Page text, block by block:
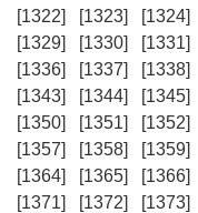
[1322]
[1323] [1324]
[1329]
[1330] [1331]
[1336]
[1337] [1338]
[1343]
[1344] [1345]
[1350]
[1351] [1352]
[1357]
[1358] [1359]
[1364]
[1365] [1366]
[1371]
[1372] [1373]